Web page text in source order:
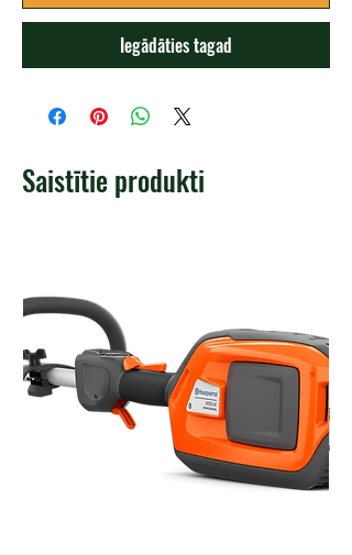
Iegādāties tagad
Saistītie produkti